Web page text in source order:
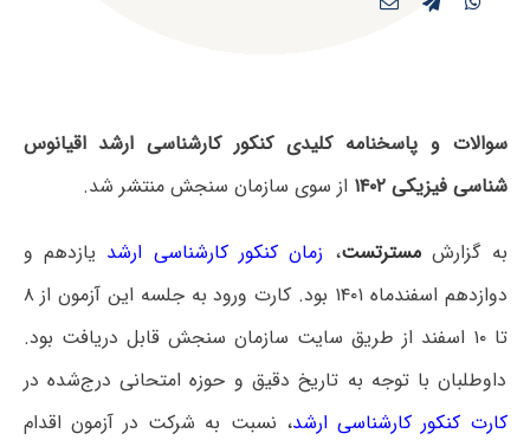
سوالات و پاسخنامه کلیدی کنکور کارشناسی ارشد اقیانوس
شناسی فیزیکی ۱۴۰۲
از سوی سازمان سنجش منتشر شد.
به گزارشمسترتست، زمان کنکور کارشناسی ارشد یازدهم و
دوازدهم اسفندماه ۱۴۰۱ بود. کارت ورود به جلسه این آزمون از ۸
تا ۱۰ اسفند از طریق سایت سازمان سنجش قابل دریافت بود.
داوطلبان با توجه به تاریخ دقیق و حوزه امتحانی درج‌شده در
کارت کنکور کارشناسی ارشد، نسبت به شرکت در آزمون اقدام